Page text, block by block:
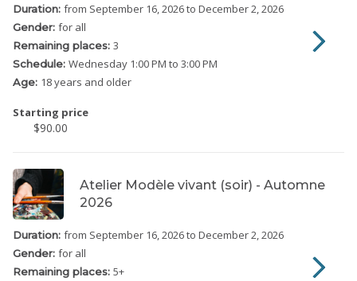
Duration: from September 16, 2026to December 2, 2026
Gender: for all
Remaining places: 3
Schedule: Wednesday 1:00 PM to 3:00 PM
Age: 18 years and older
Starting price
$90.00
Atelier Modèle vivant (soir) - Automne
2026
Duration: from September 16, 2026to December 2, 2026
Gender: for all
Remaining places: 5+